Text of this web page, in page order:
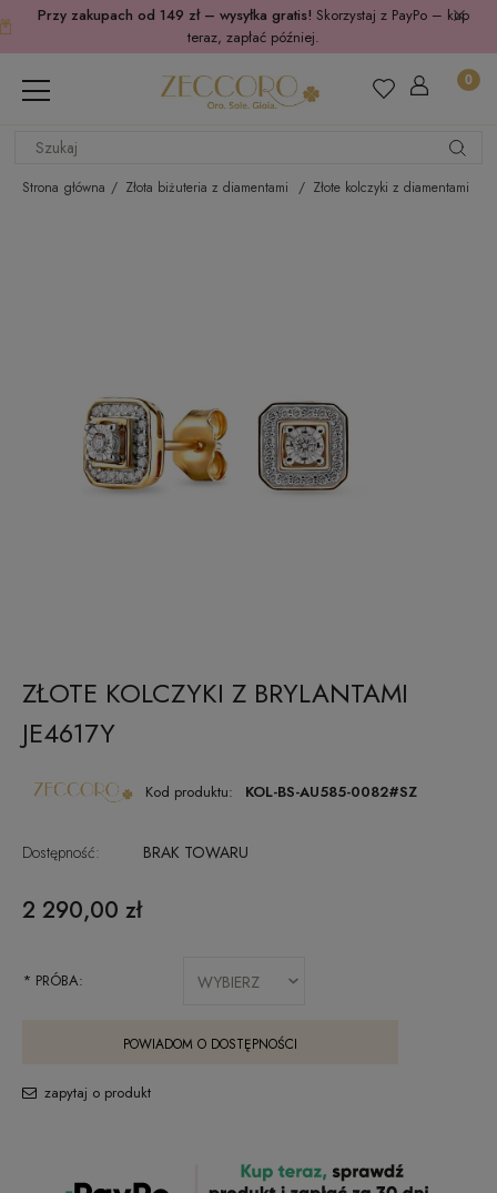
Przy zakupach od 149 zł – wysyłka gratis! Skorzystaj z PayPo – kup
teraz, zapłać później.
Strona główna Złota biżuteria z diamentami Złote kolczyki z diamentami
ZŁOTE KOLCZYKI Z BRYLANTAMI
JE4617Y
Kod produktu: KOL-BS-AU585-0082#SZ
Dostępność: BRAK TOWARU
2 290,00 zł
* PRÓBA:
POWIADOM O DOSTĘPNOŚCI
zapytaj o produkt